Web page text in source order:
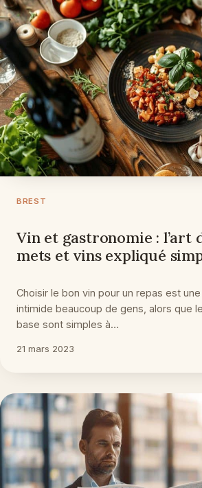
BREST
Vin et gastronomie : l’art
mets et vins expliqué
Choisir le bon vin pour un repas est
intimide beaucoup de gens, alors que
base sont simples à…
21 mars 2023